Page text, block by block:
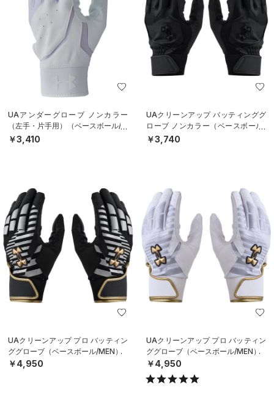
UAアンダーグローブ ノンカラー
（左手・片手用）（ベースボール/M
EN）
￥3,410
UAクリーンアップ バッティンググ
ローブ ノンカラー（ベースボール/
MEN）
￥3,740
UAクリーンアップ プロ バッティン
ググローブ（ベースボール/MEN）
￥4,950
UAクリーンアップ プロ バッティン
ググローブ（ベースボール/MEN）
￥4,950